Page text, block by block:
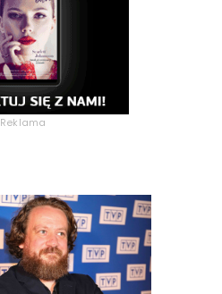
Reklama